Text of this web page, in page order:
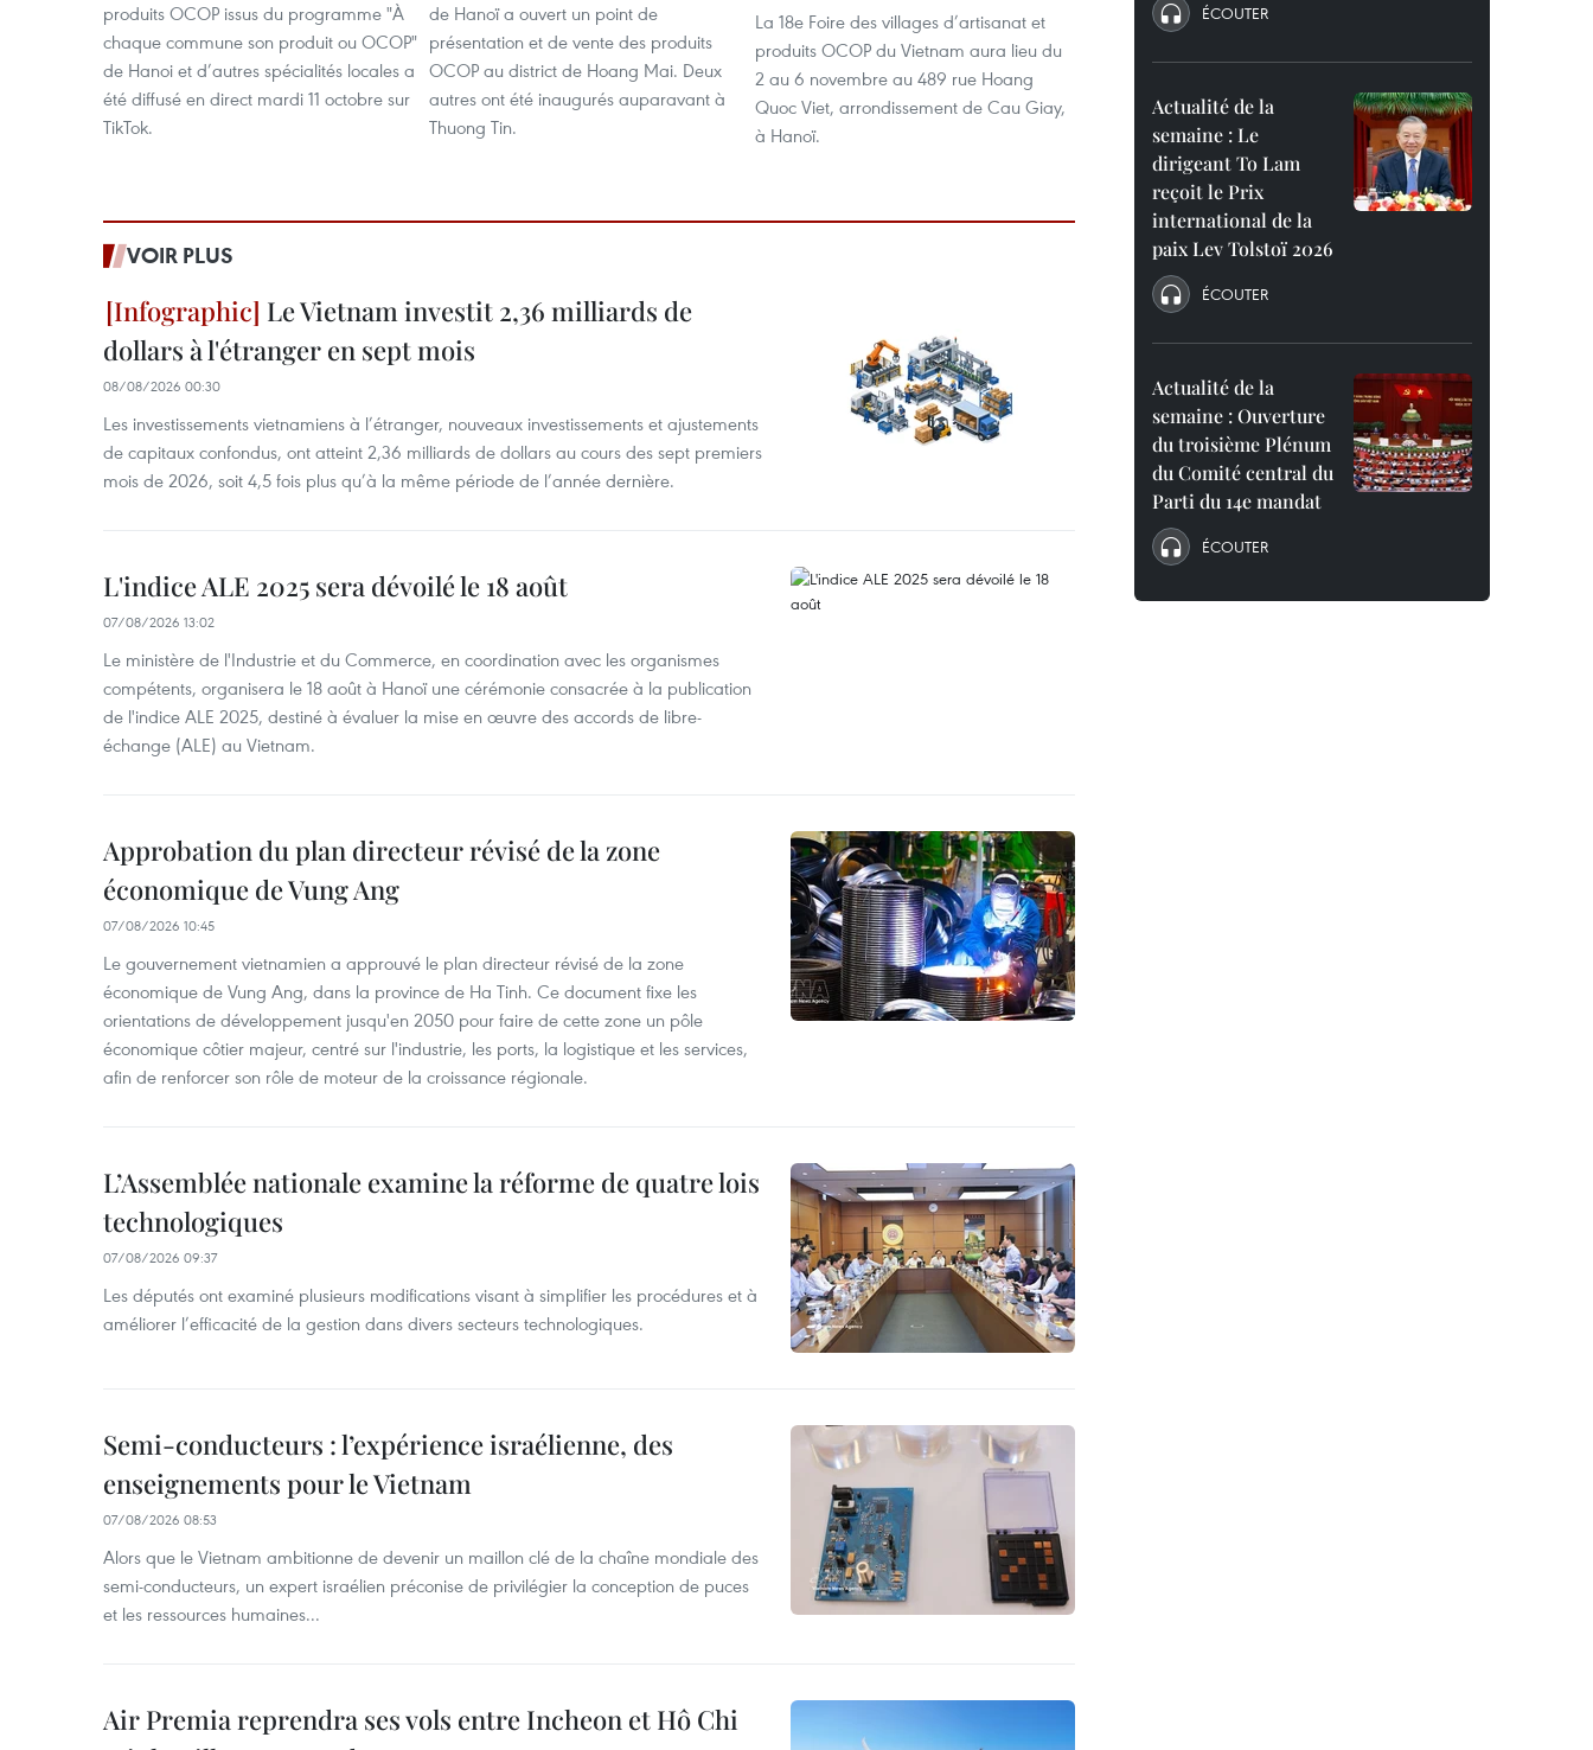
produits OCOP issus du programme "À
chaque commune son produit ou OCOP"
de Hanoi et d’autres spécialités locales a
été diffusé en direct mardi 11 octobre sur
TikTok.
de Hanoï a ouvert un point de
présentation et de vente des produits
OCOP au district de Hoang Mai. Deux
autres ont été inaugurés auparavant à
Thuong Tin.
La 18e Foire des villages d’artisanat et
produits OCOP du Vietnam aura lieu du
2 au 6 novembre au 489 rue Hoang
Quoc Viet, arrondissement de Cau Giay,
à Hanoï.
VOIR PLUS
Le Vietnam investit 2,36 milliards de
dollars à l'étranger en sept mois
08/08/2026 00:30
Les investissements vietnamiens à l’étranger, nouveaux investissements et ajustements
de capitaux confondus, ont atteint 2,36 milliards de dollars au cours des sept premiers
mois de 2026, soit 4,5 fois plus qu’à la même période de l’année dernière.
L'indice ALE 2025 sera dévoilé le 18 août
07/08/2026 13:02
Le ministère de l'Industrie et du Commerce, en coordination avec les organismes
compétents, organisera le 18 août à Hanoï une cérémonie consacrée à la publication
de l'indice ALE 2025, destiné à évaluer la mise en œuvre des accords de libre-
échange (ALE) au Vietnam.
Approbation du plan directeur révisé de la zone
économique de Vung Ang
07/08/2026 10:45
Le gouvernement vietnamien a approuvé le plan directeur révisé de la zone
économique de Vung Ang, dans la province de Ha Tinh. Ce document fixe les
orientations de développement jusqu'en 2050 pour faire de cette zone un pôle
économique côtier majeur, centré sur l'industrie, les ports, la logistique et les services,
afin de renforcer son rôle de moteur de la croissance régionale.
L’Assemblée nationale examine la réforme de quatre lois
technologiques
07/08/2026 09:37
Les députés ont examiné plusieurs modifications visant à simplifier les procédures et à
améliorer l’efficacité de la gestion dans divers secteurs technologiques.
Semi-conducteurs : l’expérience israélienne, des
enseignements pour le Vietnam
07/08/2026 08:53
Alors que le Vietnam ambitionne de devenir un maillon clé de la chaîne mondiale des
semi-conducteurs, un expert israélien préconise de privilégier la conception de puces
et les ressources humaines...
Air Premia reprendra ses vols entre Incheon et Hô Chi
ÉCOUTER
Actualité de la
semaine : Le
dirigeant To Lam
reçoit le Prix
international de la
paix Lev Tolstoï 2026
ÉCOUTER
Actualité de la
semaine : Ouverture
du troisième Plénum
du Comité central du
Parti du 14e mandat
ÉCOUTER